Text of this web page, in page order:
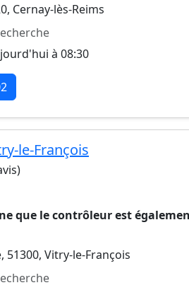
Cernay-lès-Reims
à 08:30
le-François
que le contrôleur est
Vitry-le-François